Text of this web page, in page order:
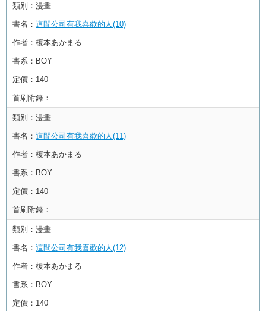
類別： 漫畫
書名： 這間公司有我喜歡的人(10)
作者： 榎本あかまる
書系： BOY
定價： 140
首刷附錄：
類別： 漫畫
書名： 這間公司有我喜歡的人(11)
作者： 榎本あかまる
書系： BOY
定價： 140
首刷附錄：
類別： 漫畫
書名： 這間公司有我喜歡的人(12)
作者： 榎本あかまる
書系： BOY
定價： 140